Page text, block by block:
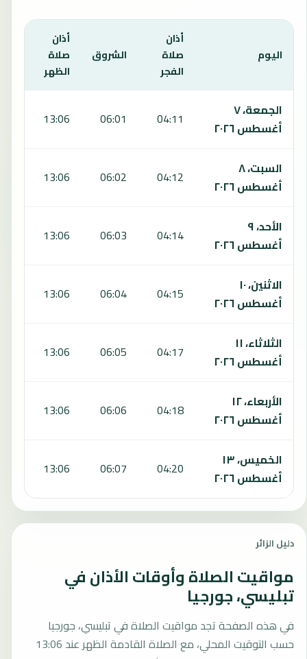
اليوم
أذان
صلاة
الفجر
الشروق
أذان
صلاة
الظهر
الجمعة، ٧
أغسطس ٢٠٢٦
04:11
06:01
13:06
السبت، ٨
أغسطس ٢٠٢٦
04:12
06:02
13:06
الأحد، ٩
أغسطس ٢٠٢٦
04:14
06:03
13:06
الاثنين، ١٠
أغسطس ٢٠٢٦
04:15
06:04
13:06
الثلاثاء، ١١
أغسطس ٢٠٢٦
04:17
06:05
13:06
الأربعاء، ١٢
أغسطس ٢٠٢٦
04:18
06:06
13:06
الخميس، ١٣
أغسطس ٢٠٢٦
04:20
06:07
13:06
دليل الزائر
مواقيت الصلاة وأوقات الأذان في
تبليسي، جورجيا
في هذه الصفحة تجد مواقيت الصلاة في تبليسي، جورجيا
حسب التوقيت المحلي، مع الصلاة القادمة الظهر عند 13:06